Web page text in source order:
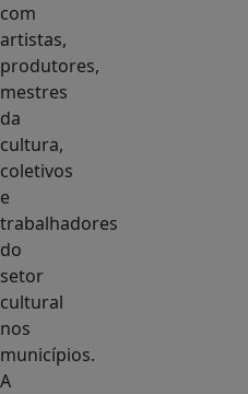
com
artistas,
produtores,
mestres
da
cultura,
coletivos
e
trabalhadores
do
setor
cultural
nos
municípios.
A